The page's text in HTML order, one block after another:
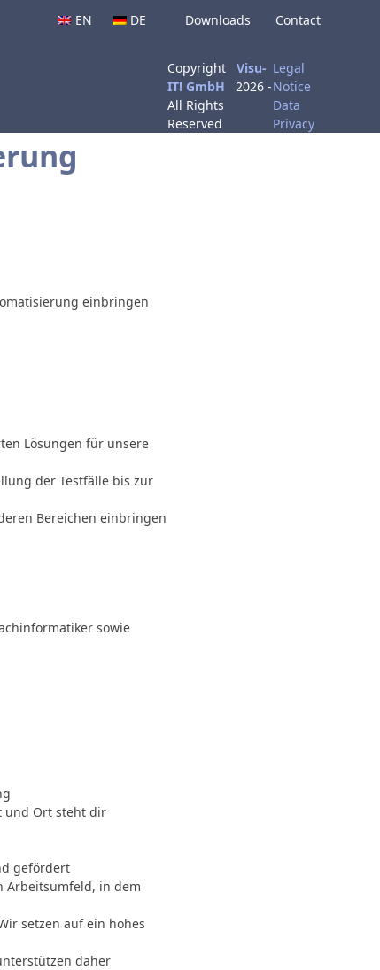
EN DE Downloads Contact
einbringen
Lösungen für unsere
der Testfälle bis zur
Bereichen einbringen
sowie
und Ort steht dir
gefördert
Arbeitsumfeld, in dem
setzen auf ein hohes
daher
Copyright
Visu-
IT! GmbH
2026 -
All Rights
Reserved
Legal
Notice
Data
Privacy